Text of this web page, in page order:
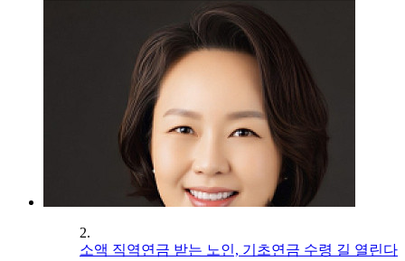
2.
소액 직역연금 받는 노인, 기초연금 수령 길 열린다